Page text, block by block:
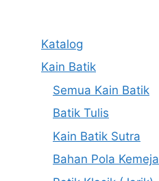
Katalog
Kain Batik
Semua Kain Batik
Batik Tulis
Kain Batik Sutra
Bahan Pola Kemeja